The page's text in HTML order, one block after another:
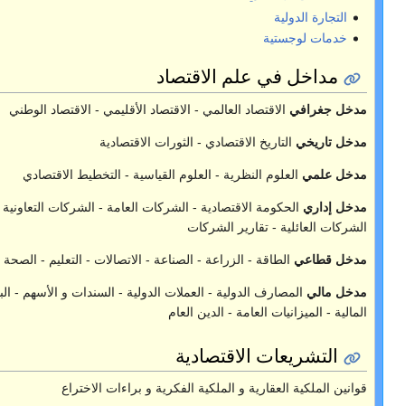
الاقتصاد الأقليمي - الاقتصاد الوطني
الثورات الاقتصادية
القياسية - التخطيط الاقتصادي
- الشركات العامة - الشركات التعاونية - الشركات الخاصة -
الصناعة - الاتصالات - التعليم - الصحة - الخدمات - المالي
الدولية - السندات و الأسهم - البورصات و الأسواق
الفكرية و براءات الاختراع